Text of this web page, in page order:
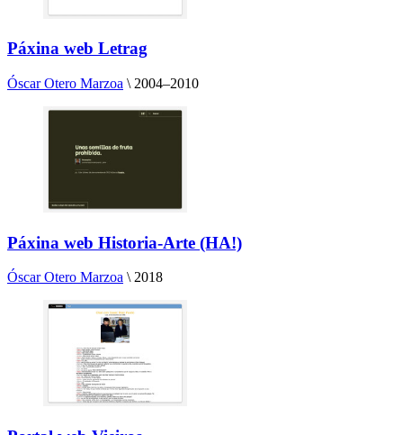
Páxina web Letrag
Óscar Otero Marzoa \ 2004–2010
Páxina web Historia-Arte (HA!)
Óscar Otero Marzoa \2018